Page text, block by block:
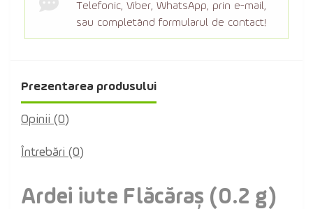
Telefonic, Viber, WhatsApp, prin e-mail,
sau completând formularul de contact!
Prezentarea produsului
Opinii (0)
Întrebări (0)
Ardei iute Flăcăraș (0.2 g)